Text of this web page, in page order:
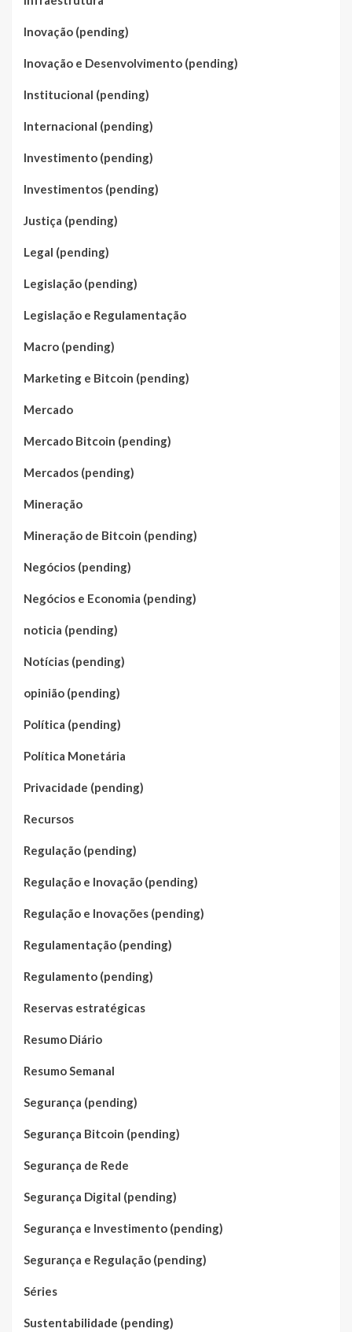
Inovação (pending)
Inovação e Desenvolvimento (pending)
Institucional (pending)
Internacional (pending)
Investimento (pending)
Investimentos (pending)
Justiça (pending)
Legal (pending)
Legislação (pending)
Legislação e Regulamentação
Macro (pending)
Marketing e Bitcoin (pending)
Mercado
Mercado Bitcoin (pending)
Mercados (pending)
Mineração
Mineração de Bitcoin (pending)
Negócios (pending)
Negócios e Economia (pending)
noticia (pending)
Notícias (pending)
opinião (pending)
Política (pending)
Política Monetária
Privacidade (pending)
Recursos
Regulação (pending)
Regulação e Inovação (pending)
Regulação e Inovações (pending)
Regulamentação (pending)
Regulamento (pending)
Reservas estratégicas
Resumo Diário
Resumo Semanal
Segurança (pending)
Segurança Bitcoin (pending)
Segurança de Rede
Segurança Digital (pending)
Segurança e Investimento (pending)
Segurança e Regulação (pending)
Séries
Sustentabilidade (pending)